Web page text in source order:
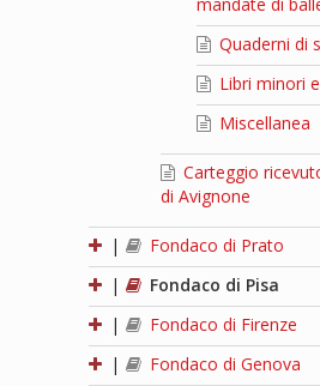
Quaderni di
Libri minori
Miscellanea
Carteggio
di Avignone
|
Fondaco di Prato
|
Fondaco di Pisa
|
Fondaco di Firenze
|
Fondaco di Genova